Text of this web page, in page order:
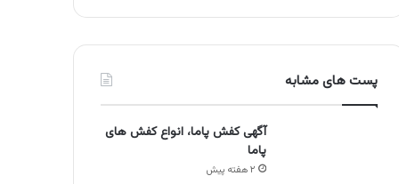
پست های مشابه
آگهی کفش پاما، انواع کفش های
پاما
۲ هفته پیش